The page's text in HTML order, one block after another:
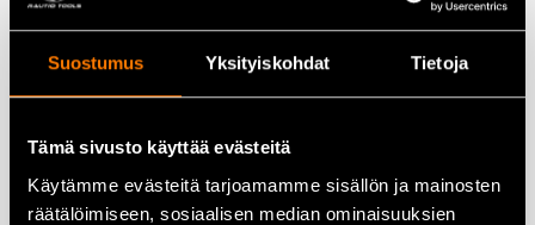
Suostumus Yksityiskohdat Tietoja
Tämä sivusto käyttää evästeitä
Käytämme evästeitä tarjoamamme sisällön ja mainosten
räätälöimiseen, sosiaalisen median ominaisuuksien
3/8″ gummi